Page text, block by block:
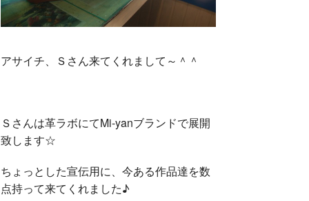
b
k
アサイチ、Ｓさん来てくれまして～＾＾
Ｓさんは革ラボにてMi-yanブランドで展開
致します☆
ちょっとした宣伝用に、今ある作品達を数
点持って来てくれました♪